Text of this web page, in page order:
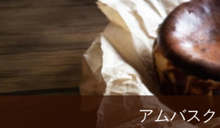
アムバスク